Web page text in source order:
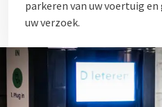
parkeren van uw voertuig
uw verzoek.